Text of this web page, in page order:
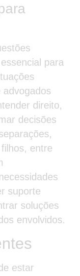
para
advogados
direito,
decisões
entre
suporte
soluções
envolvidos.
estar